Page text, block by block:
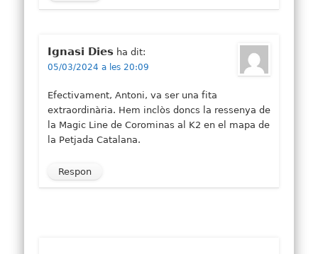
Ignasi Dies ha dit:
05/03/2024 a les 20:09
Efectivament, Antoni, va ser una fita
extraordinària. Hem inclòs doncs la ressenya de
la Magic Line de Corominas al K2 en el mapa de
la Petjada Catalana.
Respon